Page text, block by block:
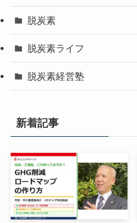
脱炭素
脱炭素ライフ
脱炭素経営塾
新着記事